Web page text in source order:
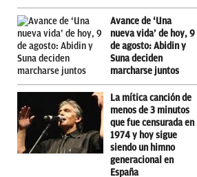
Avance de ‘Una
nueva vida’ de hoy, 9
de agosto: Abidin y
Suna deciden
marcharse juntos
La mítica canción de
menos de 3 minutos
que fue censurada en
1974 y hoy sigue
siendo un himno
generacional en
España